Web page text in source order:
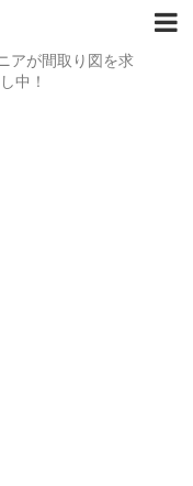
アが間取り図を求
中！